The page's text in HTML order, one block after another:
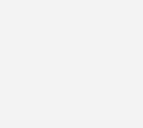
mit dem